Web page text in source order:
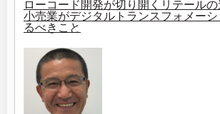
ローコード開発が切り開くリテール
小売業がデジタルトランスフォメー
るべきこと